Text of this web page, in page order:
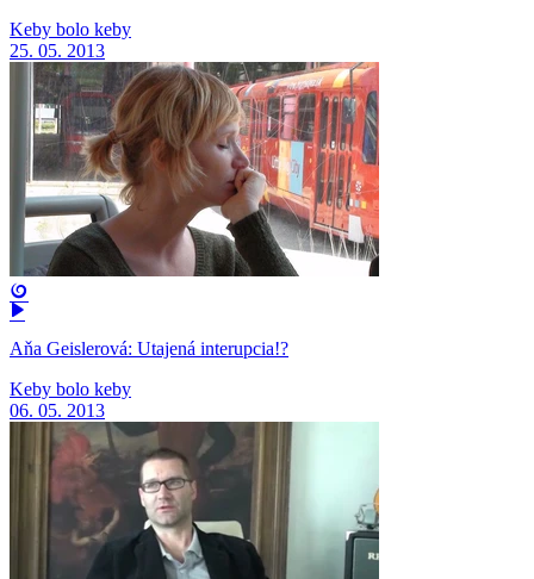
Keby bolo keby
25. 05. 2013
Aňa Geislerová: Utajená interupcia!?
Keby bolo keby
06. 05. 2013